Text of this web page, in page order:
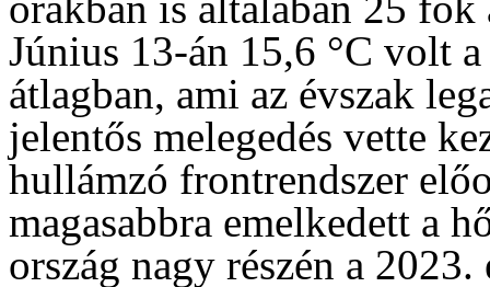
Június 13-án 15,6 °C volt
átlagban, ami az évszak
jelentős melegedés vette
hullámzó frontrendszer
magasabbra emelkedett a
ország nagy részén a